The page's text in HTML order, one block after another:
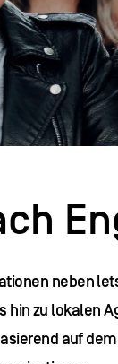
neben
hin zu lokalen
auf